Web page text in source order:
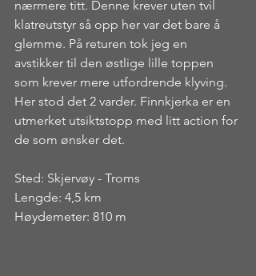
nærmere titt. Denne krever uten tvil
klatreutstyr så opp her var det bare å
glemme. På returen tok jeg en
avstikker til den østlige lille toppen
som krever mere utfordrende klyving.
Her stod det 2 varder. Finnkjerka er en
utmerket utsiktstopp med litt action for
de som ønsker det.
Sted: Skjervøy - Troms
Lengde: 4,5 km
Høydemeter: 810 m